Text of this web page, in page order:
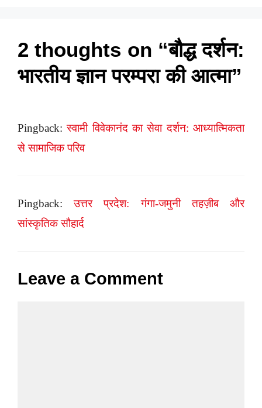
2 thoughts on “बौद्ध दर्शन:
भारतीय ज्ञान परम्परा की आत्मा”
Pingback:स्वामी विवेकानंद का सेवा दर्शन: आध्यात्मिकता
से सामाजिक परिव
Pingback:उत्तर प्रदेश: गंगा-जमुनी तहज़ीब और
सांस्कृतिक सौहार्द
Leave a Comment